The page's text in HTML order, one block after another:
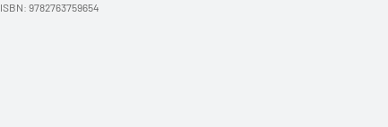
ISBN: 9782763759654